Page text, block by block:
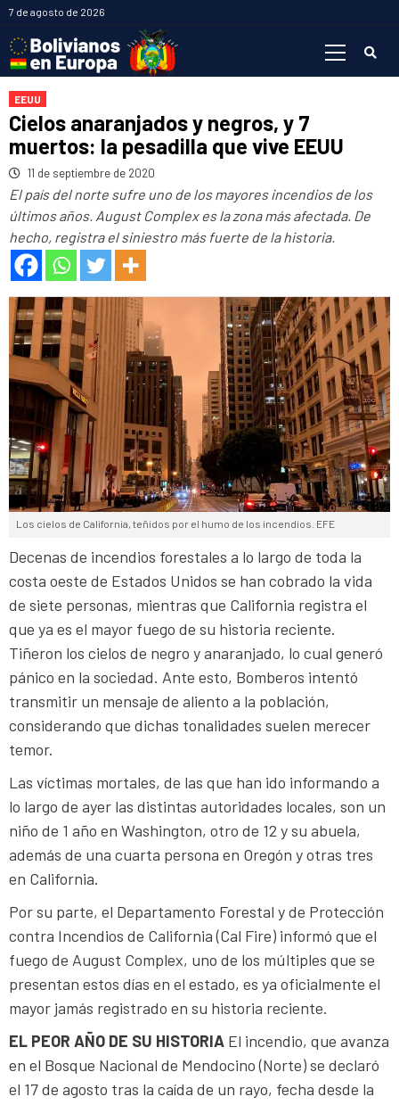
Saltar
contenido
7 de agosto de 2026
EEUU
Cielos anaranjados y negros, y 7
muertos: la pesadilla que vive EEUU
11 de septiembre de 2020
El país del norte sufre uno de los mayores incendios de los
últimos años. August Complex es la zona más afectada. De
hecho, registra el siniestro más fuerte de la historia.
Los cielos de California, teñidos por el humo de los incendios. EFE
Decenas de incendios forestales a lo largo de toda la
costa oeste de Estados Unidos se han cobrado la vida
de siete personas, mientras que California registra el
que ya es el mayor fuego de su historia reciente.
Tiñeron los cielos de negro y anaranjado, lo cual generó
pánico en la sociedad. Ante esto, Bomberos intentó
transmitir un mensaje de aliento a la población,
considerando que dichas tonalidades suelen merecer
temor.
Las víctimas mortales, de las que han ido informando a
lo largo de ayer las distintas autoridades locales, son un
niño de 1 año en Washington, otro de 12 y su abuela,
además de una cuarta persona en Oregón y otras tres
en California.
Por su parte, el Departamento Forestal y de Protección
contra Incendios de California (Cal Fire) informó que el
fuego de August Complex, uno de los múltiples que se
presentan estos días en el estado, es ya oficialmente el
mayor jamás registrado en su historia reciente.
EL PEOR AÑO DE SU HISTORIA El incendio, que avanza
en el Bosque Nacional de Mendocino (Norte) se declaró
el 17 de agosto tras la caída de un rayo, fecha desde la